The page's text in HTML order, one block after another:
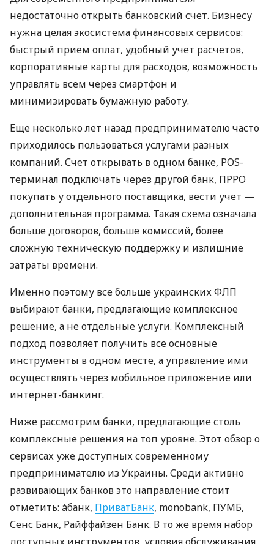
недостаточно открыть банковский счет. Бизнесу
нужна целая экосистема финансовых сервисов:
быстрый прием оплат, удобный учет расчетов,
корпоративные карты для расходов, возможность
управлять всем через смартфон и
минимизировать бумажную работу.
Еще несколько лет назад предпринимателю часто
приходилось пользоваться услугами разных
компаний. Счет открывать в одном банке, POS-
терминал подключать через другой банк, ПРРО
покупать у отдельного поставщика, вести учет —
дополнительная программа. Такая схема означала
больше договоров, больше комиссий, более
сложную техническую поддержку и излишние
затраты времени.
Именно поэтому все больше украинских ФЛП
выбирают банки, предлагающие комплексное
решение, а не отдельные услуги. Комплексный
подход позволяет получить все основные
инструменты в одном месте, а управление ими
осуществлять через мобильное приложение или
интернет-банкинг.
Ниже рассмотрим банки, предлагающие столь
комплексные решения на топ уровне. Этот обзор о
сервисах уже доступных современному
предпринимателю из Украины. Среди активно
развивающих банков это направление стоит
отметить: àбанк, ПриватБанк, monobank, ПУМБ,
Сенс Банк, Райффайзен Банк. В то же время набор